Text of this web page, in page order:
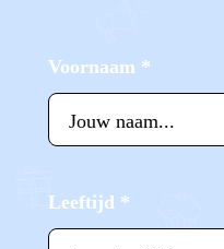
Voornaam *
Leeftijd *